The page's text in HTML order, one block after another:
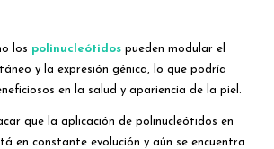
los polinucleótidos pueden modular el
y la expresión génica, lo que podría
en la salud y apariencia de la piel.
que la aplicación de polinucleótidos en
en constante evolución y aún se encuentra